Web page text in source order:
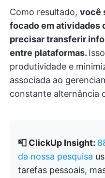
Como resultado, você
focado em atividades
precisar transferir
entre plataformas.
produtividade e
associada ao
constante alternância
📮 ClickUp Insight:
da nossa pesquisa
tarefas pessoais,